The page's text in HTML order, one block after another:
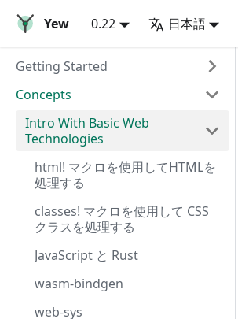
Yew 0.22 日本語
Getting Started
Concepts
Intro With Basic Web
Technologies
html! マクロを使用してHTMLを
処理する
classes! マクロを使用して CSS
クラスを処理する
JavaScript と Rust
wasm-bindgen
web-sys